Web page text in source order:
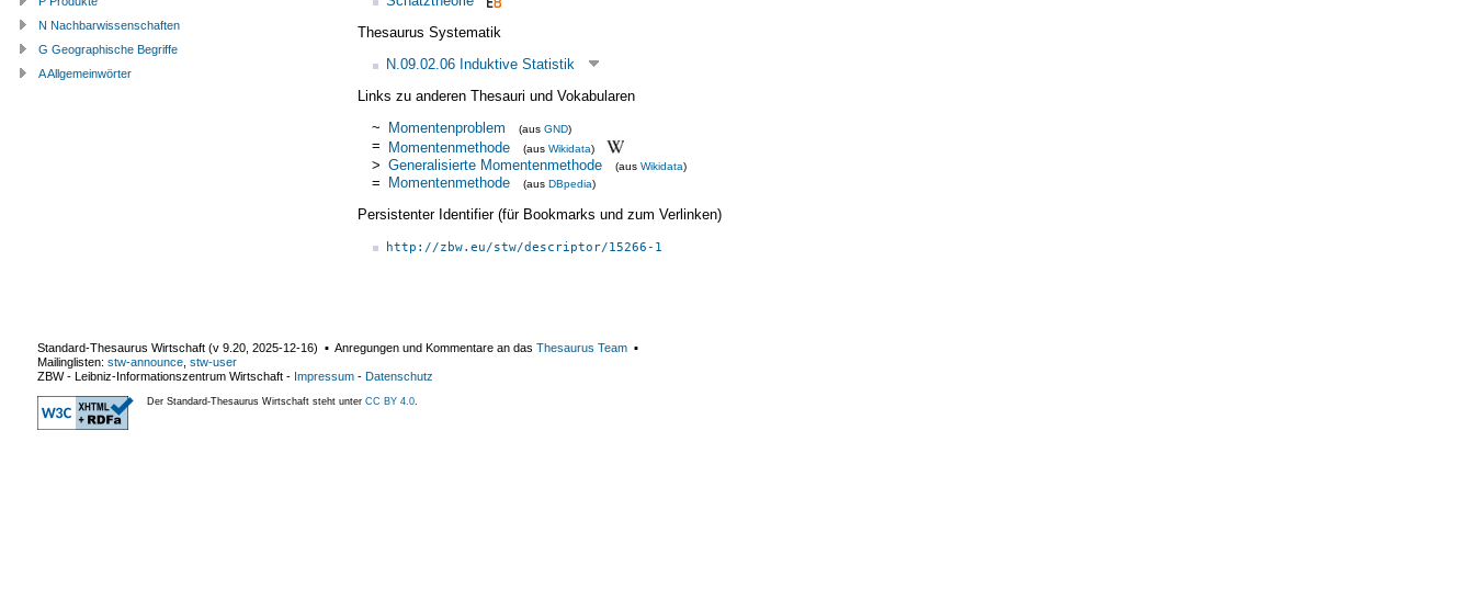
Thesaurus Systematik
N.09.02.06 Induktive Statistik
Links zu anderen Thesauri und Vokabularen
~ Momentenproblem (aus GND)
= Momentenmethode (aus Wikidata)
> Generalisierte Momentenmethode (aus Wikidata)
= Momentenmethode (aus DBpedia)
Persistenter Identifier (für Bookmarks und zum Verlinken)
http://zbw.eu/stw/descriptor/15266-1
N Nachbarwissenschaften
G Geographische Begriffe
A Allgemeinwörter
Standard-Thesaurus Wirtschaft (v 9.20 2025-12-16) ▪ Anregungen und Kommentare an das Thesaurus Team ▪
Mailinglisten: stw-announce stw-user
ZBW - Leibniz-Informationszentrum Wirtschaft - Impressum - Datenschutz
Der Standard-Thesaurus Wirtschaft steht unter CC BY 4.0